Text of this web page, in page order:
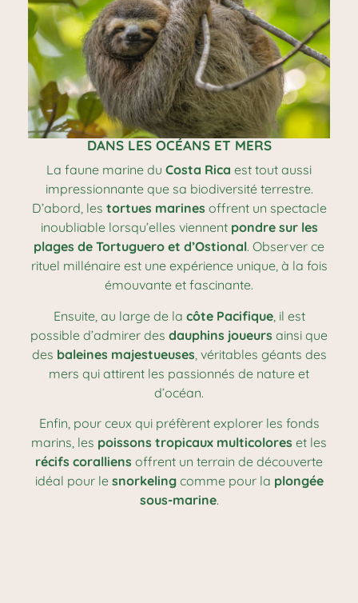
DANS LES OCÉANS ET MERS
La faune marine du Costa Rica est tout aussi
impressionnante que sa biodiversité terrestre.
D’abord, les tortues marinesoffrent un spectacle
inoubliable lorsqu’elles viennent pondre sur les
plages de Tortuguero et d’Ostional. Observer ce
rituel millénaire est une expérience unique, à la fois
émouvante et fascinante.
Ensuite, au large de la côte Pacifique, il est
possible d’admirer des dauphins joueurs ainsi que
des baleines majestueuses, véritables géants des
mers qui attirent les passionnés de nature et
d’océan.
Enfin, pour ceux qui préfèrent explorer les fonds
marins, les poissons tropicaux multicolores et les
récifs coralliens offrent un terrain de découverte
idéal pour le snorkelingcomme pour la plongée
sous-marine.